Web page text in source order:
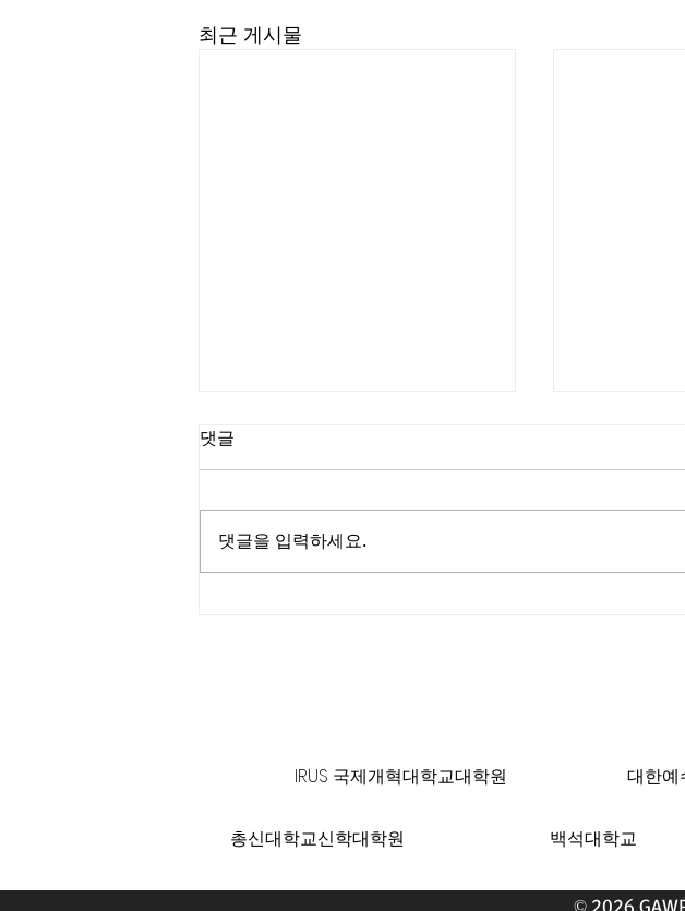
최근 게시물
댓글
댓글을 입력하세요.
IRUS 국제개혁대학교대학원 대한예
총신대학교신학대학원 백석대학교
© 2026